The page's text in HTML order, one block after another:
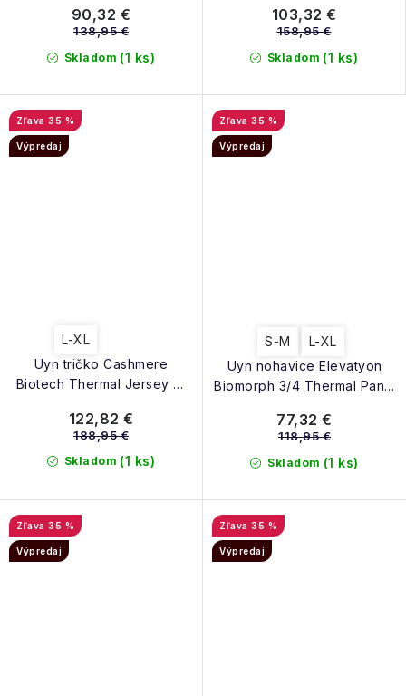
Skladom (1 ks)
90,32 €
138,95 €
Skladom (1 ks)
103,32 €
158,95 €
Uyn tričko Cashmere
Biotech Thermal Jersey W
35 %
Výpredaj
L-XL
Skladom (1 ks)
122,82 €
188,95 €
Uyn nohavice Elevatyon
Biomorph 3/4 Thermal Pants
35 %
Výpredaj
S-M L-XL
Skladom (1 ks)
77,32 €
118,95 €
35 %
Výpredaj
35 %
Výpredaj